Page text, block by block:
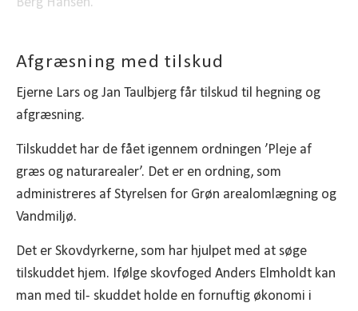
Afgræsning med tilskud
Ejerne Lars og Jan Taulbjerg får tilskud til hegning og
afgræsning.
Tilskuddet har de fået igennem ordningen ’Pleje af
græs og naturarealer’. Det er en ordning, som
administreres af Styrelsen for Grøn arealomlægning og
Vandmiljø.
Det er Skovdyrkerne, som har hjulpet med at søge
tilskuddet hjem. Ifølge skovfoged Anders Elmholdt kan
man med til- skuddet holde en fornuftig økonomi i